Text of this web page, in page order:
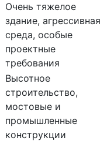
Очень тяжелое
здание, агрессивная
среда, особые
проектные
требования
Высотное
строительство,
мостовые и
промышленные
конструкции